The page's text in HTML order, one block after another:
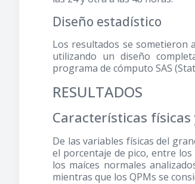
Diseño estadístico
Los resultados se sometieron
utilizando un diseño
programa de cómputo SAS
RESULTADOS
Características
De las variables físicas del
el porcentaje de pico, entre
los maíces normales
mientras que los QPMs se